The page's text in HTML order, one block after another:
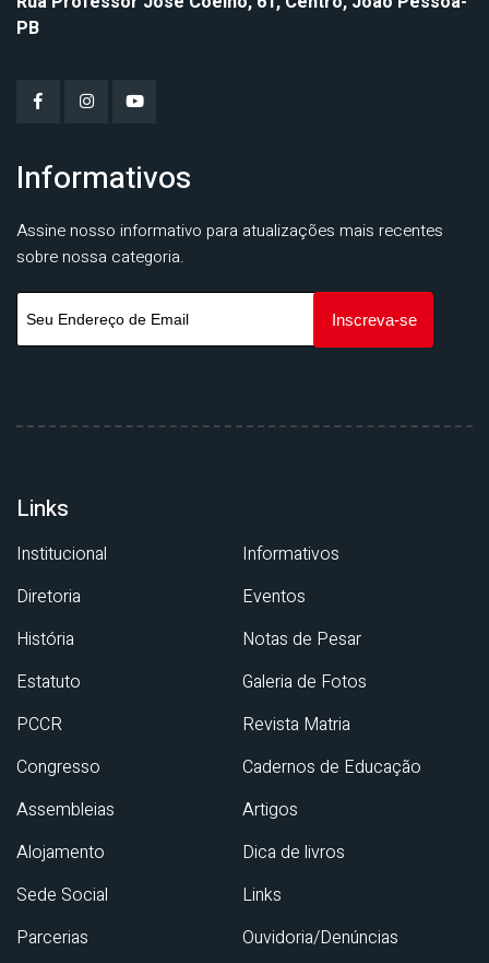
PB
Informativos
Assine nosso informativo para atualizações mais recentes
sobre nossa categoria.
Links
Institucional
Diretoria
História
Estatuto
PCCR
Congresso
Assembleias
Alojamento
Sede Social
Parcerias
Informativos
Eventos
Notas de Pesar
Galeria de Fotos
Revista Matria
Cadernos de Educação
Artigos
Dica de livros
Links
Ouvidoria/Denúncias